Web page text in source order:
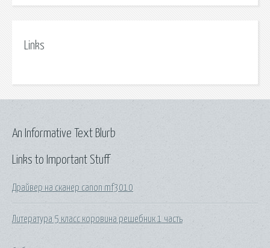
Links
Links to Important Stuff
Драйвер на сканер canon mf3010
Литература 5 класс коровина решебник 1 часть
An Informative Text Blurb